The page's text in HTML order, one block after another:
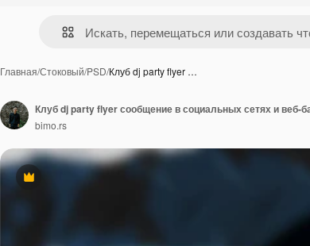
Главная/Стоковый/PSD/Клуб dj party flyer …
Премиум
Клуб dj party flyer сообщение в социальных сетях и веб-
bimo.rs